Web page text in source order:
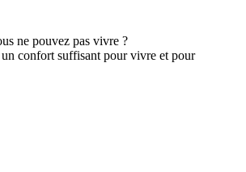
ne pouvez pas vivre ?
confort suffisant pour vivre et pour